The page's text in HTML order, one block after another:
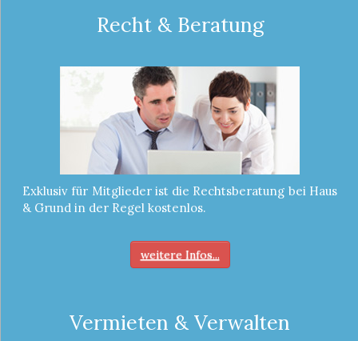
Recht & Beratung
Exklusiv für Mitglieder ist die Rechtsberatung bei Haus
& Grund in der Regel kostenlos.
weitere Infos...
Vermieten & Verwalten